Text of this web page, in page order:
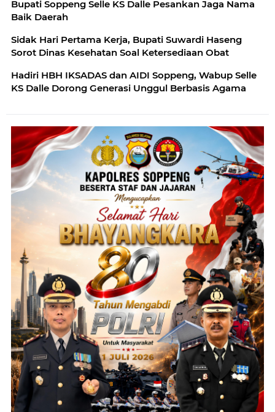
Bupati Soppeng Selle KS Dalle Pesankan Jaga Nama
Baik Daerah
Sidak Hari Pertama Kerja, Bupati Suwardi Haseng
Sorot Dinas Kesehatan Soal Ketersediaan Obat
Hadiri HBH IKSADAS dan AIDI Soppeng, Wabup Selle
KS Dalle Dorong Generasi Unggul Berbasis Agama